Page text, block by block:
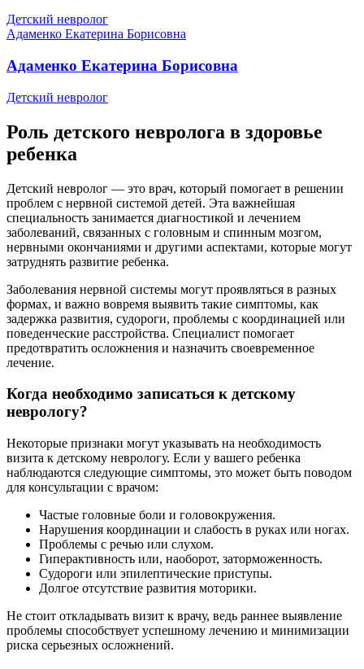
Детский невролог
Адаменко Екатерина Борисовна
Адаменко Екатерина Борисовна
Детский невролог
Роль детского невролога в здоровье
ребенка
Детский невролог — это врач, который помогает в решении
проблем с нервной системой детей. Эта важнейшая
специальность занимается диагностикой и лечением
заболеваний, связанных с головным и спинным мозгом,
нервными окончаниями и другими аспектами, которые могут
затруднять развитие ребенка.
Заболевания нервной системы могут проявляться в разных
формах, и важно вовремя выявить такие симптомы, как
задержка развития, судороги, проблемы с координацией или
поведенческие расстройства. Специалист помогает
предотвратить осложнения и назначить своевременное
лечение.
Когда необходимо записаться к детскому
неврологу?
Некоторые признаки могут указывать на необходимость
визита к детскому неврологу. Если у вашего ребенка
наблюдаются следующие симптомы, это может быть поводом
для консультации с врачом:
Частые головные боли и головокружения.
Нарушения координации и слабость в руках или ногах.
Проблемы с речью или слухом.
Гиперактивность или, наоборот, заторможенность.
Судороги или эпилептические приступы.
Долгое отсутствие развития моторики.
Не стоит откладывать визит к врачу, ведь раннее выявление
проблемы способствует успешному лечению и минимизации
риска серьезных осложнений.